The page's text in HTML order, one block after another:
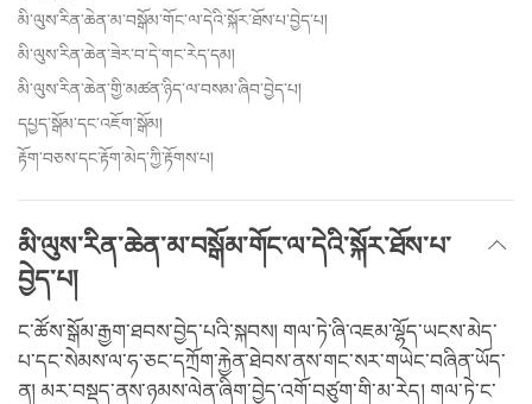
facebook
མི་ལུས་རིན་ཆེན་མ་བསྒོམ་གོང་ལ་དེའི་སྐོར་ཐོས་པ་བྱེད་པ།
མི་ལུས་རིན་ཆེན་ཟེར་བ་དེ་གང་རེད་དམ།
མི་ལུས་རིན་ཆེན་གྱི་མཚན་ཉིད་ལ་བསམ་ཞིབ་བྱེད་པ།
དཔྱད་སྒོམ་དང་འཇོག་སྒོམ།
རྟོག་བཅས་དང་རྟོག་མེད་ཀྱི་རྟོགས་པ།
མི་ལུས་རིན་ཆེན་མ་བསྒོམ་གོང་ལ་དེའི་སྐོར་ཐོས་པ་
བྱེད་པ།
ང་ཚོས་སྒོམ་རྒྱག་ཐབས་བྱེད་པའི་སྐབས། གལ་ཏེ་ཞི་འཇམ་ལྷོད་ཡངས་མེད་
པ་དང་སེམས་ལ་ཧ་ཅང་དཀྲོག་རྐྱེན་ཐེབས་ནས་གང་སར་གཡེང་བཞིན་ཡོད་
ན། མར་བསྡད་ནས་ཉམས་ལེན་ཞིག་བྱེད་འགོ་བཙུག་གི་མ་རེད། གལ་ཏེ་ང་